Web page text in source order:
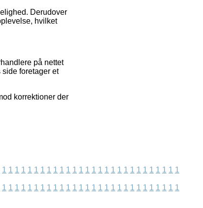
Derudover
hvilket
på nettet
foretager et
korrektioner der
1 1 1 1 1 1 1 1 1 1 1 1 1 1 1 1 1 1 1 1 1 1 1 1 1 1 1 1
1 1 1 1 1 1 1 1 1 1 1 1 1 1 1 1 1 1 1 1 1 1 1 1 1 1 1 1